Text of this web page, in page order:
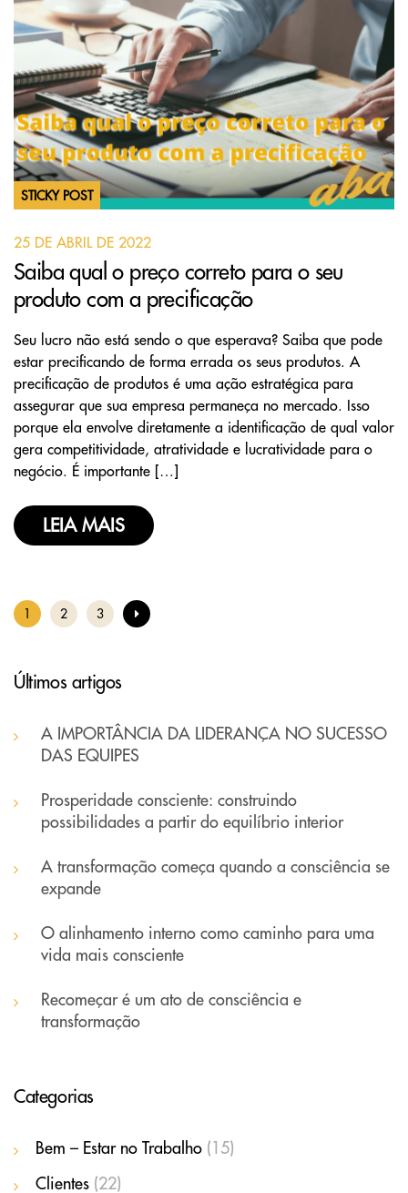
STICKY POST
25 DE ABRIL DE 2022
Saiba qual o preço correto para o seu
produto com a precificação
Seu lucro não está sendo o que esperava? Saiba que pode
estar precificando de forma errada os seus produtos. A
precificação de produtos é uma ação estratégica para
assegurar que sua empresa permaneça no mercado. Isso
porque ela envolve diretamente a identificação de qual valor
gera competitividade, atratividade e lucratividade para o
negócio. É importante […]
LEIA MAIS
1 2 3
Últimos artigos
A IMPORTÂNCIA DA LIDERANÇA NO SUCESSO
DAS EQUIPES
Prosperidade consciente: construindo
possibilidades a partir do equilíbrio interior
A transformação começa quando a consciência se
expande
O alinhamento interno como caminho para uma
vida mais consciente
Recomeçar é um ato de consciência e
transformação
Categorias
Bem – Estar no Trabalho (15)
Clientes (22)